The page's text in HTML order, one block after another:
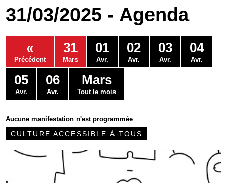
Economie
Services
Contacts
31/03/2025 - Agenda
«
Précédent
31
Mars
01
Avr.
02
Avr.
03
Avr.
04
Avr.
05
Avr.
06
Avr.
Mars
Tout le mois
Aucune manifestation n'est programmée
CULTURE ACCESSIBLE À TOUS